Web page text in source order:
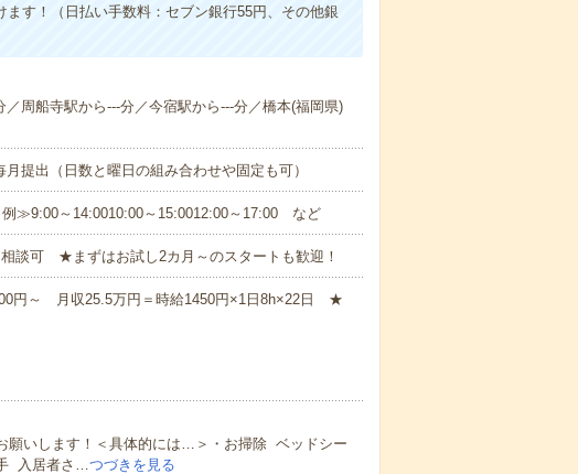
す！（日払い手数料：セブン銀行55円、その他銀
周船寺駅から---分／今宿駅から---分／橋本(福岡県)
提出（日数と曜日の組み合わせや固定も可）
≫9:00～14:0010:00～15:0012:00～17:00 など
相談可 ★まずはお試し2カ月～のスタートも歓迎！
円～ 月収25.5万円＝時給1450円×1日8h×22日 ★
願いします！＜具体的には…＞・お掃除 ベッドシー
入居者さ…つづきを見る